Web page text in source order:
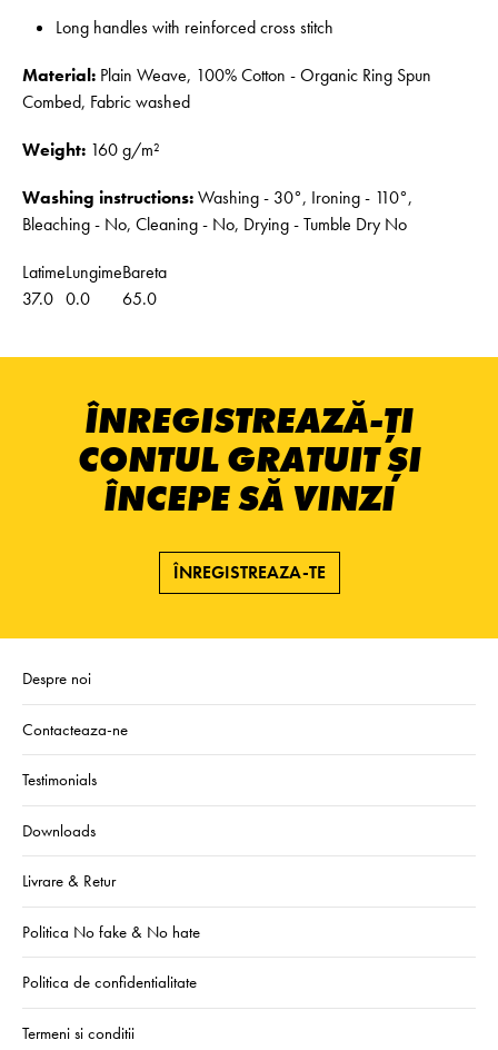
Long handles with reinforced cross stitch
Material: Plain Weave, 100% Cotton - Organic Ring Spun
Combed, Fabric washed
Weight: 160 g/m²
Washing instructions:Washing - 30°, Ironing - 110°,
Bleaching - No, Cleaning - No, Drying - Tumble Dry No
LatimeLungimeBareta
37.0 0.0 65.0
ÎNREGISTREAZĂ-ȚI
CONTUL GRATUIT ȘI
ÎNCEPE SĂ VINZI
ÎNREGISTREAZA-TE
Despre noi
Contacteaza-ne
Testimonials
Downloads
Livrare & Retur
Politica No fake & No hate
Politica de confidentialitate
Termeni si conditii